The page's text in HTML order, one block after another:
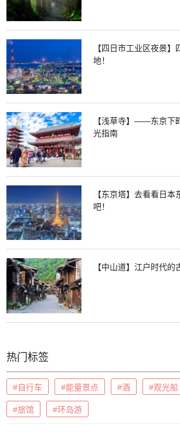
【四日市工业区夜景
地！
【浅草寺】——东京下
光指南
【东京塔】去看看日
吧！
【中山道】江户时代的
热门标签
#自行车 #能量景点 #酒 #观光船
#旅馆 #环岛游